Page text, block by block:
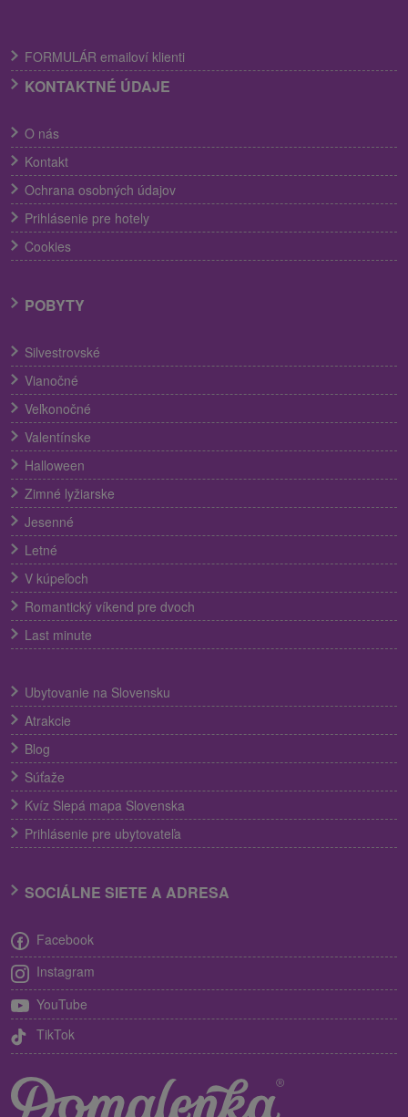
FORMULÁR emailoví klienti
KONTAKTNÉ ÚDAJE
O nás
Kontakt
Ochrana osobných údajov
Prihlásenie pre hotely
Cookies
POBYTY
Silvestrovské
Vianočné
Veľkonočné
Valentínske
Halloween
Zimné lyžiarske
Jesenné
Letné
V kúpeľoch
Romantický víkend pre dvoch
Last minute
Ubytovanie na Slovensku
Atrakcie
Blog
Súťaže
Kvíz Slepá mapa Slovenska
Prihlásenie pre ubytovateľa
SOCIÁLNE SIETE A ADRESA
Facebook
Instagram
YouTube
TikTok